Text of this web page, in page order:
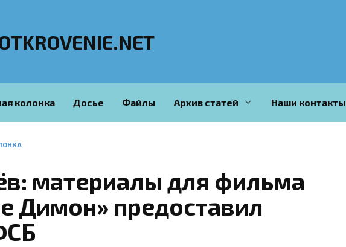
колонка Досье Файлы Архив статей Наши контакты
материалы для фильма
Димон» предоставил